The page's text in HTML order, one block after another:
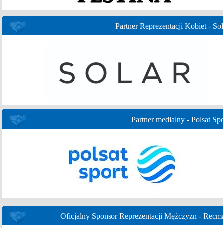
Partner Reprezentacji Kobiet -
Partner medialny - Polsat
Oficjalny Sponsor Reprezentacji Mężczyzn -